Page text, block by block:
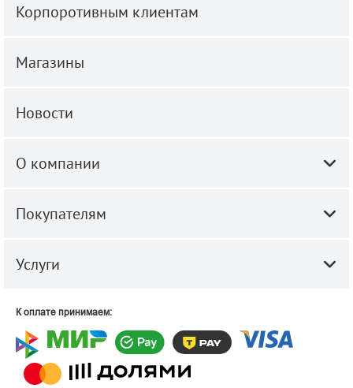
Корпоротивным клиентам
Магазины
Новости
О компании
Покупателям
Услуги
К оплате принимаем: